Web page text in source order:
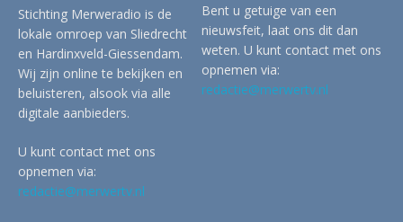
Stichting Merweradio is de
lokale omroep van Sliedrecht
en Hardinxveld-Giessendam.
Wij zijn online te bekijken en
beluisteren, alsook via alle
digitale aanbieders.
U kunt contact met ons
opnemen via:
redactie@merwertv.nl
Bent u getuige van een
nieuwsfeit, laat ons dit dan
weten. U kunt contact met ons
opnemen via:
redactie@merwertv.nl